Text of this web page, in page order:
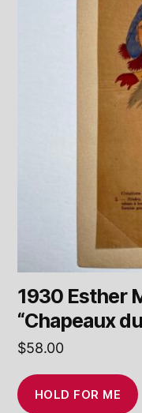
1930 Esther
“Chapeaux
$58.00
HOLD FOR ME